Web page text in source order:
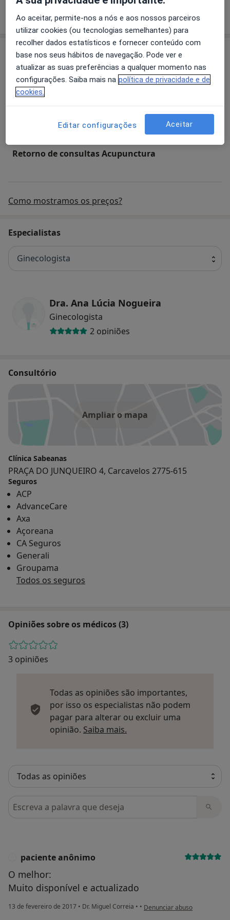
Serviços
Acupunctura
Primeira consulta Acupunctura
Retorno de consultas Acupunctura
Como mostramos os preços?
Especialistas
Ginecologista
Dra. Ana Lúcia Nogueira
Ginecologista
2 opiniões
Consultório
Ampliar o mapa
Clínica Sabeanas
PRAÇA DO JUNQUEIRO 4, Carcavelos 2775-615
Seguros
ACP
AdvanceCare
Axa
Açoreana
CA Seguros
Generali
Groupama
Todos os seguros
Opiniões sobre os médicos (3)
3 opiniões
Todas as opiniões são importantes,
por isso os especialistas não podem
pagar para alterar ou excluir uma
opinião. Saiba mais.
Pesquisar em opiniões
paciente anônimo
O melhor:
Muito disponível e actualizado
13 de fevereiro de 2017 • Dr. Miguel Correia • • na opinião do utilizador
Denunciar abuso
Ao aceitar, permite-nos a nós e aos nossos parceiros
utilizar cookies (ou tecnologias semelhantes) para
recolher dados estatísticos e fornecer conteúdo com
base nos seus hábitos de navegação. Pode ver e
atualizar as suas preferências a qualquer momento nas
configurações. Saiba mais na política de privacidade e de
cookies.
Editar configurações Aceitar